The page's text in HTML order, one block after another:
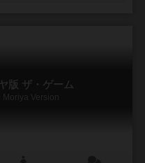
版 ザ・ゲーム
Moriya Version